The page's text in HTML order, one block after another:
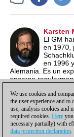
Karsten
El GM
en 1970,
en 1996
Alemania. Es un
encarga
ChessCafe.com.
We use cookies and
the user experience and
use, analysis cookies and
required cookies. Here
necessary partially) with
data protection declaration.